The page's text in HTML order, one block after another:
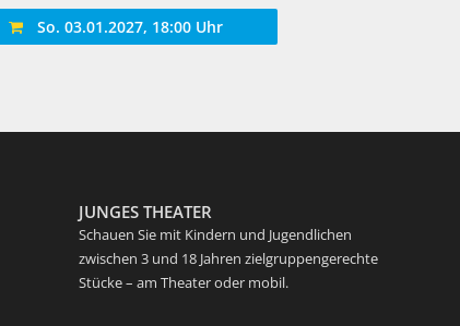
So. 03.01.2027, 18:00 Uhr
JUNGES THEATER
Schauen Sie mit Kindern und Jugendlichen
zwischen 3 und 18 Jahren zielgruppengerechte
Stücke – am Theater oder mobil.